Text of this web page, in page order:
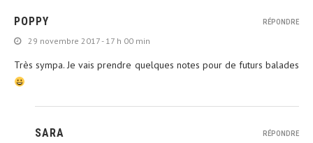
POPPY
29 novembre 2017 - 17 h 00 min
Très sympa. Je vais prendre quelques notes pour de futurs balades
RÉPONDRE
SARA RÉPONDRE